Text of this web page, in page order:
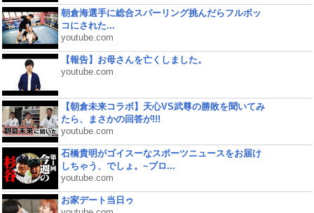
朝倉海選手に総合スパーリング挑んだらフルボッ
コにされた...
youtube.com
【報告】お母さんを亡くしました。
youtube.com
【朝倉未来コラボ】天心VS武尊の勝敗を聞いてみ
たら、まさかの回答が!!!
youtube.com
石橋貴明がゴイスーなスポーツニュースをお届け
しちゃう、でしょ。~プロ...
youtube.com
お家デート当日ゥ